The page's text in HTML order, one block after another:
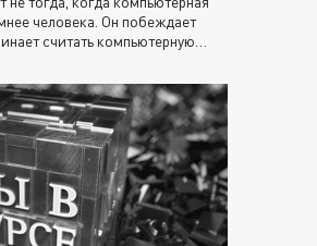
человека. Он побеждает
считать компьютерную